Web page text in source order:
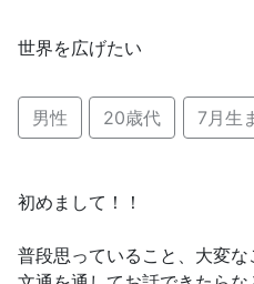
世界を広げたい
男性 20歳代 7月生
初めまして！！
普段思っていること、大変な